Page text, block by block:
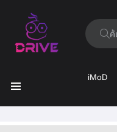
ค้นหา:
iMoD